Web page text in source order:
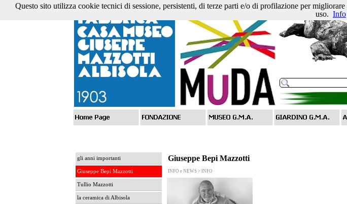
gli anni importanti
Giuseppe Bepi Mazzotti
Tullio Mazzotti
la ceramica di Albisola
Giuseppe Bepi Mazzotti
INFO e NEWS > INFO
Questo sito utilizza cookie tecnici di sessione, persistenti, di terze parti e/o di profilazione per
uso. Info